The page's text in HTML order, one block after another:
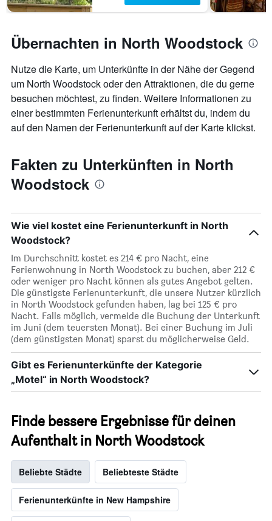
Übernachten in North Woodstock
Nutze die Karte, um Unterkünfte in der Nähe der Gegend
um North Woodstock oder den Attraktionen, die du gerne
besuchen möchtest, zu finden. Weitere Informationen zu
einer bestimmten Ferienunterkunft erhältst du, indem du
auf den Namen der Ferienunterkunft auf der Karte klickst.
Fakten zu Unterkünften in North
Woodstock
Wie viel kostet eine Ferienunterkunft in North
Woodstock?
Im Durchschnitt kostet es 214 € pro Nacht, eine
Ferienwohnung in North Woodstock zu buchen, aber 212 €
oder weniger pro Nacht können als gutes Angebot gelten.
Die günstigste Ferienunterkunft, die unsere Nutzer kürzlich
in North Woodstock gefunden haben, lag bei 125 € pro
Nacht. Falls möglich, vermeide die Buchung der Unterkunft
im Juni (dem teuersten Monat). Bei einer Buchung im Juli
(dem günstigsten Monat) sparst du möglicherweise Geld.
Gibt es Ferienunterkünfte der Kategorie
„Motel“ in North Woodstock?
Finde bessere Ergebnisse für deinen
Aufenthalt in North Woodstock
Beliebte Städte Beliebteste Städte
Ferienunterkünfte in New Hampshire